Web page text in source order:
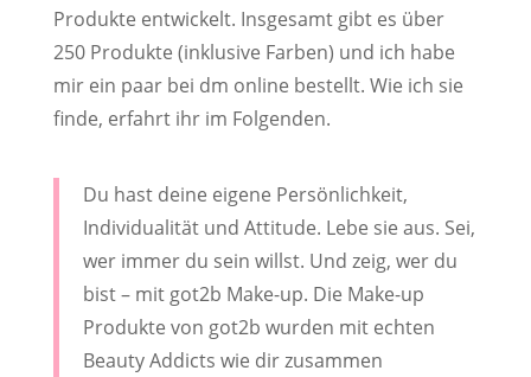
Produkte entwickelt. Insgesamt gibt es über
250 Produkte (inklusive Farben) und ich habe
mir ein paar bei dm online bestellt. Wie ich sie
finde, erfahrt ihr im Folgenden.
Du hast deine eigene Persönlichkeit,
Individualität und Attitude. Lebe sie aus. Sei,
wer immer du sein willst. Und zeig, wer du
bist – mit got2b Make-up. Die Make-up
Produkte von got2b wurden mit echten
Beauty Addicts wie dir zusammen